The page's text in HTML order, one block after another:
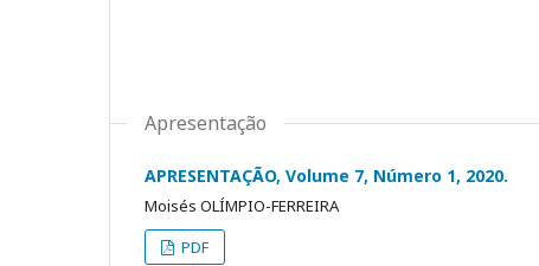
Apresentação
APRESENTAÇÃO, Volume 7, Número 1, 2020.
Moisés OLÍMPIO-FERREIRA
PDF